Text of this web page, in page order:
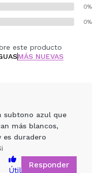
0%
0%
este producto
MÁS NUEVAS
subtono azul que
más blancos,
es duradero
Útil
Responder